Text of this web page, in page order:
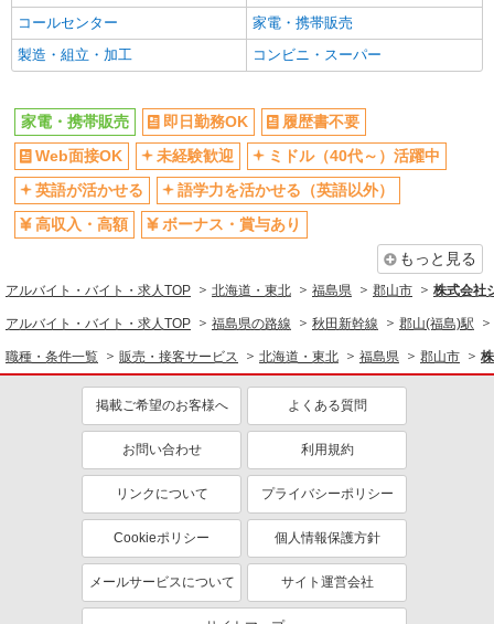
コールセンター
家電・携帯販売
製造・組立・加工
コンビニ・スーパー
家電・携帯販売 即日勤務OK
履歴書不要
Web面接OK
未経験歓迎
ミドル（40代～）活躍中
英語が活かせる
語学力を活かせる（英語以外）
高収入・高額
ボーナス・賞与あり
もっと見る
アルバイト・バイト・求人TOP 北海道・東北 福島県 郡山市 株式会社
アルバイト・バイト・求人TOP 福島県の路線 秋田新幹線 郡山(福島)駅
職種・条件一覧 販売・接客サービス 北海道・東北 福島県 郡山市
掲載ご希望のお客様へ よくある質問
お問い合わせ 利用規約
リンクについて プライバシーポリシー
Cookieポリシー 個人情報保護方針
メールサービスについて サイト運営会社